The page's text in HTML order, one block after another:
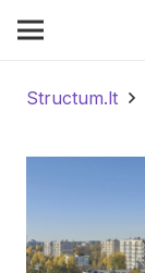
Structum.lt